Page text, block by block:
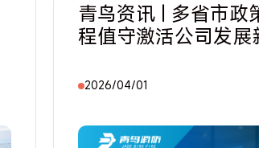
青鸟资讯 | 多省市政
程值守激活公司发展
2026/04/01